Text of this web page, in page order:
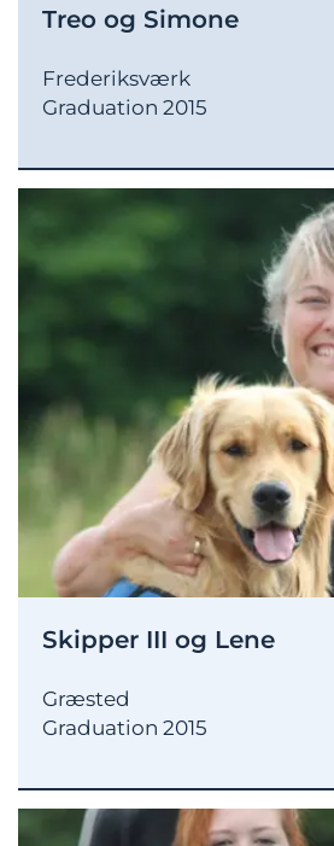
Treo og Simone
Frederiksværk
Graduation 2015
Skipper III og Lene
Græsted
Graduation 2015